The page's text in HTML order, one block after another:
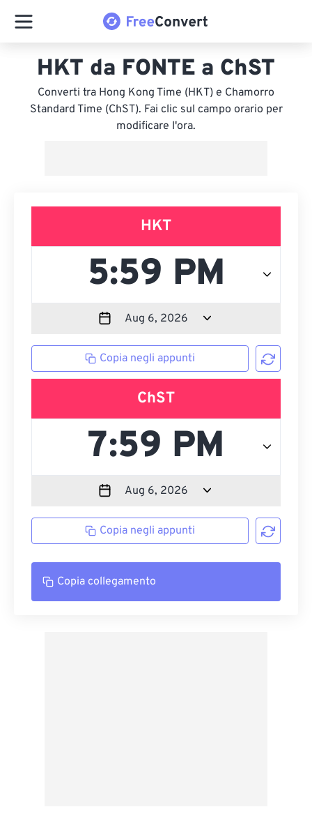
HKT da FONTE a ChST
Converti tra Hong Kong Time (HKT) e Chamorro
Standard Time (ChST). Fai clic sul campo orario per
modificare l'ora.
HKT
Copia negli appunti
ChST
Copia negli appunti
Copia collegamento